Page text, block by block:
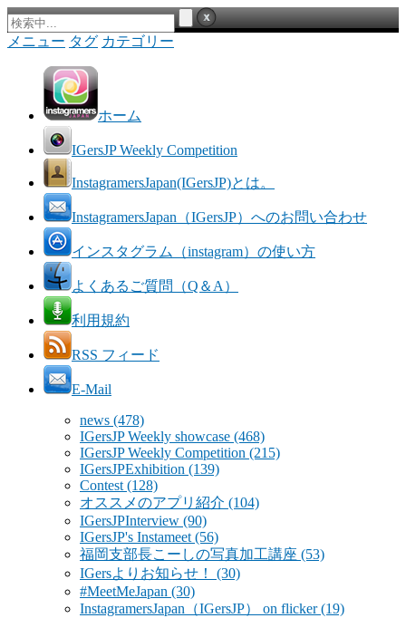
メニュー タグ カテゴリー
ホーム
IGersJP Weekly Competition
InstagramersJapan(IGersJP)とは。
InstagramersJapan（IGersJP）へのお問い合わせ
インスタグラム（instagram）の使い方
よくあるご質問（Q＆A）
利用規約
RSS フィード
E-Mail
news (478)
IGersJP Weekly showcase (468)
IGersJP Weekly Competition (215)
IGersJPExhibition (139)
Contest (128)
オススメのアプリ紹介 (104)
IGersJPInterview (90)
IGersJP's Instameet (56)
福岡支部長こーしの写真加工講座 (53)
IGersよりお知らせ！ (30)
#MeetMeJapan (30)
InstagramersJapan（IGersJP） on flicker(19)